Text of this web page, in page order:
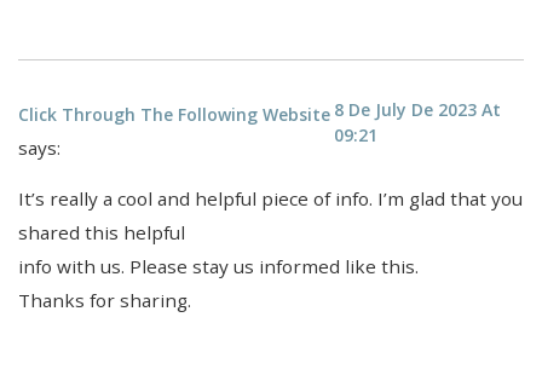
Click Through The Following Website
says:
8 De July De 2023 At
09:21
It’s really a cool and helpful piece of info. I’m glad that you
shared this helpful
info with us. Please stay us informed like this.
Thanks for sharing.